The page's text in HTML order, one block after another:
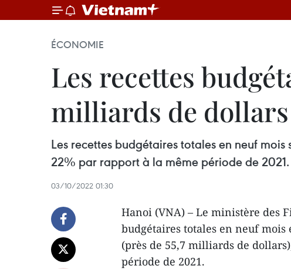
ÉCONOMIE
Les recettes
milliards de dollars
Les recettes budgétaires totales en neuf
22% par rapport à la même période de 2021.
03/10/2022 01:30
Hanoi (VNA) – Le ministère des
budgétaires totales en neuf
(près de 55,7 milliards de
période de 2021.